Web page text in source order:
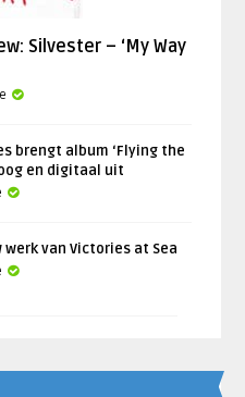
Silvester – ‘My Way
brengt album ‘Flying the
en digitaal uit
van Victories at Sea